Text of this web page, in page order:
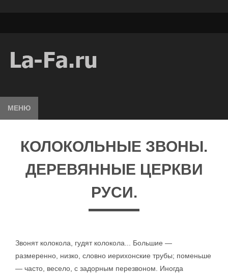
МЕНЮ
КОЛОКОЛЬНЫЕ ЗВОНЫ.
ДЕРЕВЯННЫЕ ЦЕРКВИ
РУСИ.
Звонят колокола, гудят колокола... Большие —
размеренно, низко, словно иерихонские трубы; поменьше
— часто, весело, с задорным перезвоном. Иногда